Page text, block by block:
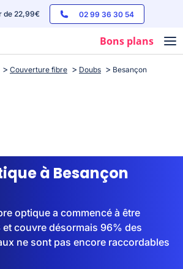
de 22,99€ 02 99 36 30 54
Bons plans
Couverture fibre Doubs Besançon
à Besançon
optique a commencé à être
et couvre désormais 96% des
ne sont pas encore raccordables